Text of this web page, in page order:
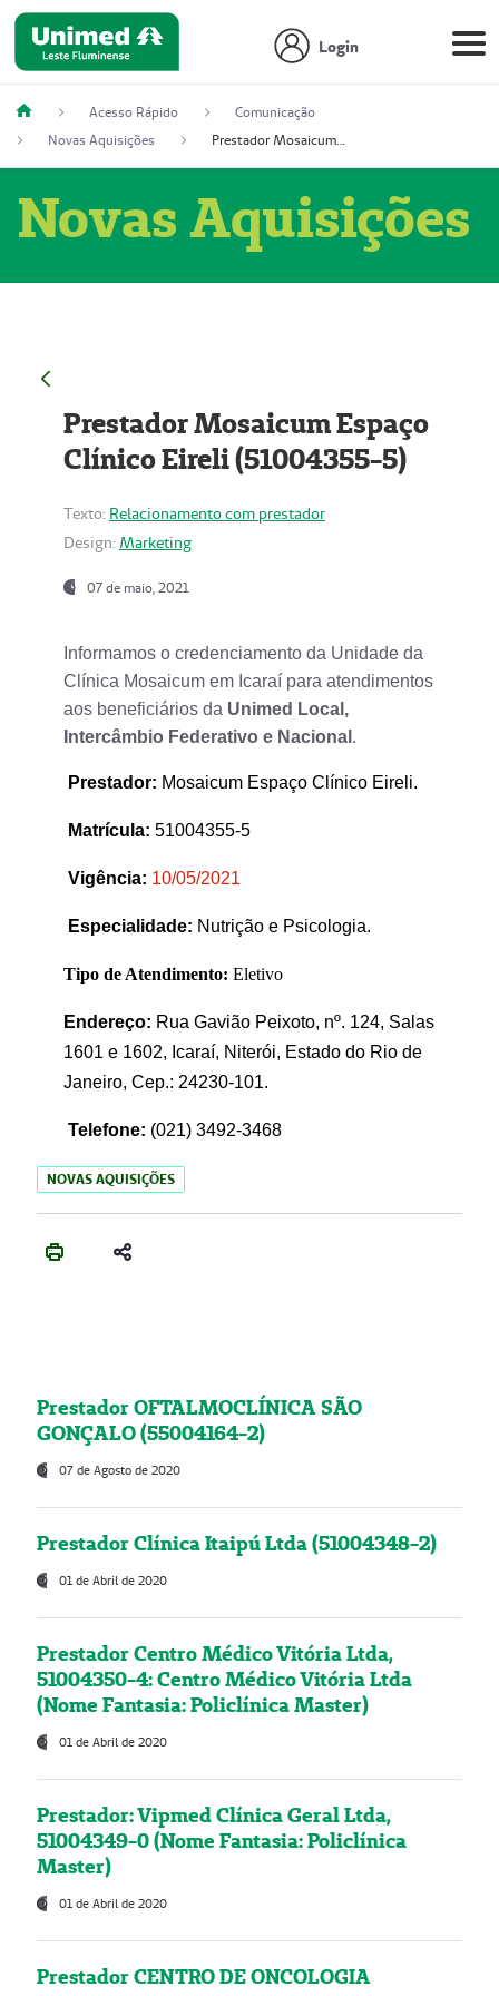
Login
Acesso Rápido
Comunicação
Novas Aquisições
Prestador Mosaicum Espaço Clínico Eireli (51004355-5)
Novas Aquisições
Prestador Mosaicum Espaço
Clínico Eireli (51004355-5)
Texto: Relacionamento com prestador
Design: Marketing
07 de maio, 2021
Informamos o credenciamento da Unidade da
Clínica Mosaicum em Icaraí para atendimentos
aos beneficiários da Unimed Local,
Intercâmbio Federativo e Nacional .
Prestador: Mosaicum Espaço Clínico Eireli.
Matrícula: 51004355-5
Vigência: 10/05/2021
Especialidade: Nutrição e Psicologia.
Tipo de Atendimento: Eletivo
Endereço: Rua Gavião Peixoto, nº. 124, Salas
1601 e 1602, Icaraí, Niterói, Estado do Rio de
Janeiro, Cep.: 24230-101.
Telefone: (021) 3492-3468
NOVAS AQUISIÇÕES
Prestador OFTALMOCLÍNICA SÃO
GONÇALO (55004164-2)
07 de Agosto de 2020
Prestador Clínica Itaipú Ltda (51004348-2)
01 de Abril de 2020
Prestador Centro Médico Vitória Ltda,
51004350-4: Centro Médico Vitória Ltda
(Nome Fantasia: Policlínica Master)
01 de Abril de 2020
Prestador: Vipmed Clínica Geral Ltda,
51004349-0 (Nome Fantasia: Policlínica
Master)
01 de Abril de 2020
Prestador CENTRO DE ONCOLOGIA